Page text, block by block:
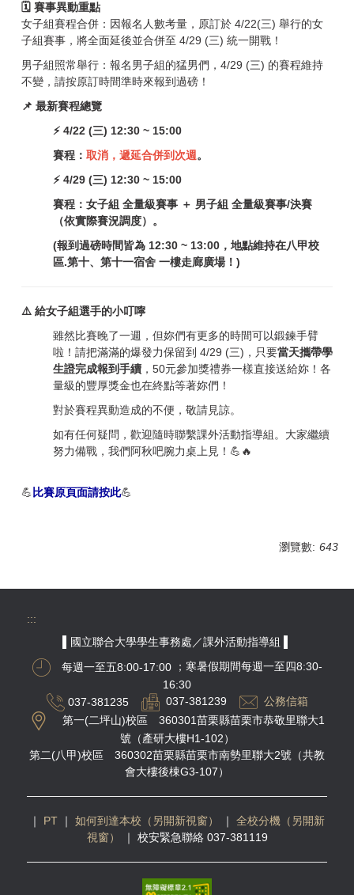
🗓️ 賽事異動重點
女子組賽程合併：因報名人數考量，原訂於 4/22(三) 舉行的女
子組賽事，將全面延後並合併至 4/29 (三) 統一開戰！
男子組照常舉行：報名男子組的猛男們，4/29 (三) 的賽程維持
不變，請按原訂時間準時來報到過磅！
📌 最新賽程總覽
⚡ 4/22 (三) 12:30 ~ 15:00
賽程： 取消，遞延合併到次週。
⚡ 4/29 (三) 12:30 ~ 15:00
賽程：女子組 全量級賽事 ＋ 男子組 全量級賽事/決賽
（依實際賽況調度）。
(報到過磅時間皆為 12:30 ~ 13:00，地點維持在八甲校
區.第十、第十一宿舍 一樓走廊廣場！)
⚠️ 給女子組選手的小叮嚀
雖然比賽晚了一週，但妳們有更多的時間可以鍛鍊手臂
啦！請把滿滿的爆發力保留到 4/29 (三)，只要當天攜帶學
生證完成報到手續 ，50元參加獎禮券一樣直接送給妳！各
量級的豐厚獎金也在終點等著妳們！
對於賽程異動造成的不便，敬請見諒。
如有任何疑問，歡迎隨時聯繫課外活動指導組。大家繼續
努力備戰，我們阿秋吧腕力桌上見！💪🔥
💪 比賽原頁面請按此💪
瀏覽數: 643
:::
▌國立聯合大學學生事務處／課外活動指導組 ▌
每週一至五8:00-17:00
；寒暑假期間每週一至四8:30-
16:30
037-381235
037-381239
公務信箱
第一(二坪山)校區 360301苗栗縣苗栗市恭敬里聯大1
號（產研大樓H1-102）
第二(八甲)校區 360302苗栗縣苗栗市南勢里聯大2號（共教
會大樓後棟G3-107）
｜ PT ｜ 如何到達本校（另開新視窗） ｜ 全校分機（另開新
視窗）
｜ 校安緊急聯絡 037-381119